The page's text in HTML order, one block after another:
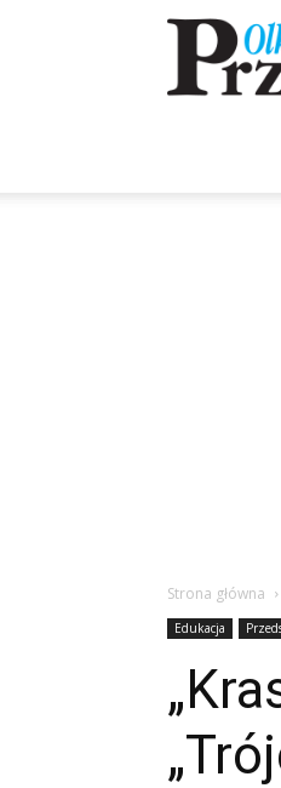
Przegląd
Olkuski
Strona główna
Edukacja